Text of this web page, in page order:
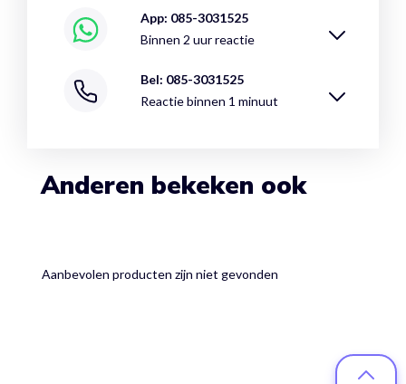
App: 085-3031525
Binnen 2 uur reactie
Bel: 085-3031525
Reactie binnen 1 minuut
Anderen bekeken ook
Aanbevolen producten zijn niet gevonden